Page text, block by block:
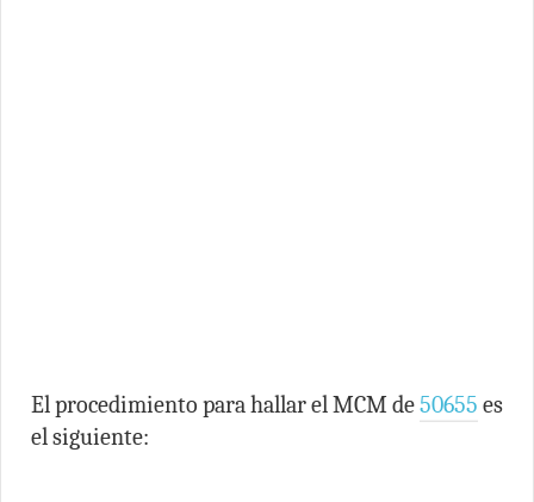
El procedimiento para hallar el MCM de50655 es
el siguiente: